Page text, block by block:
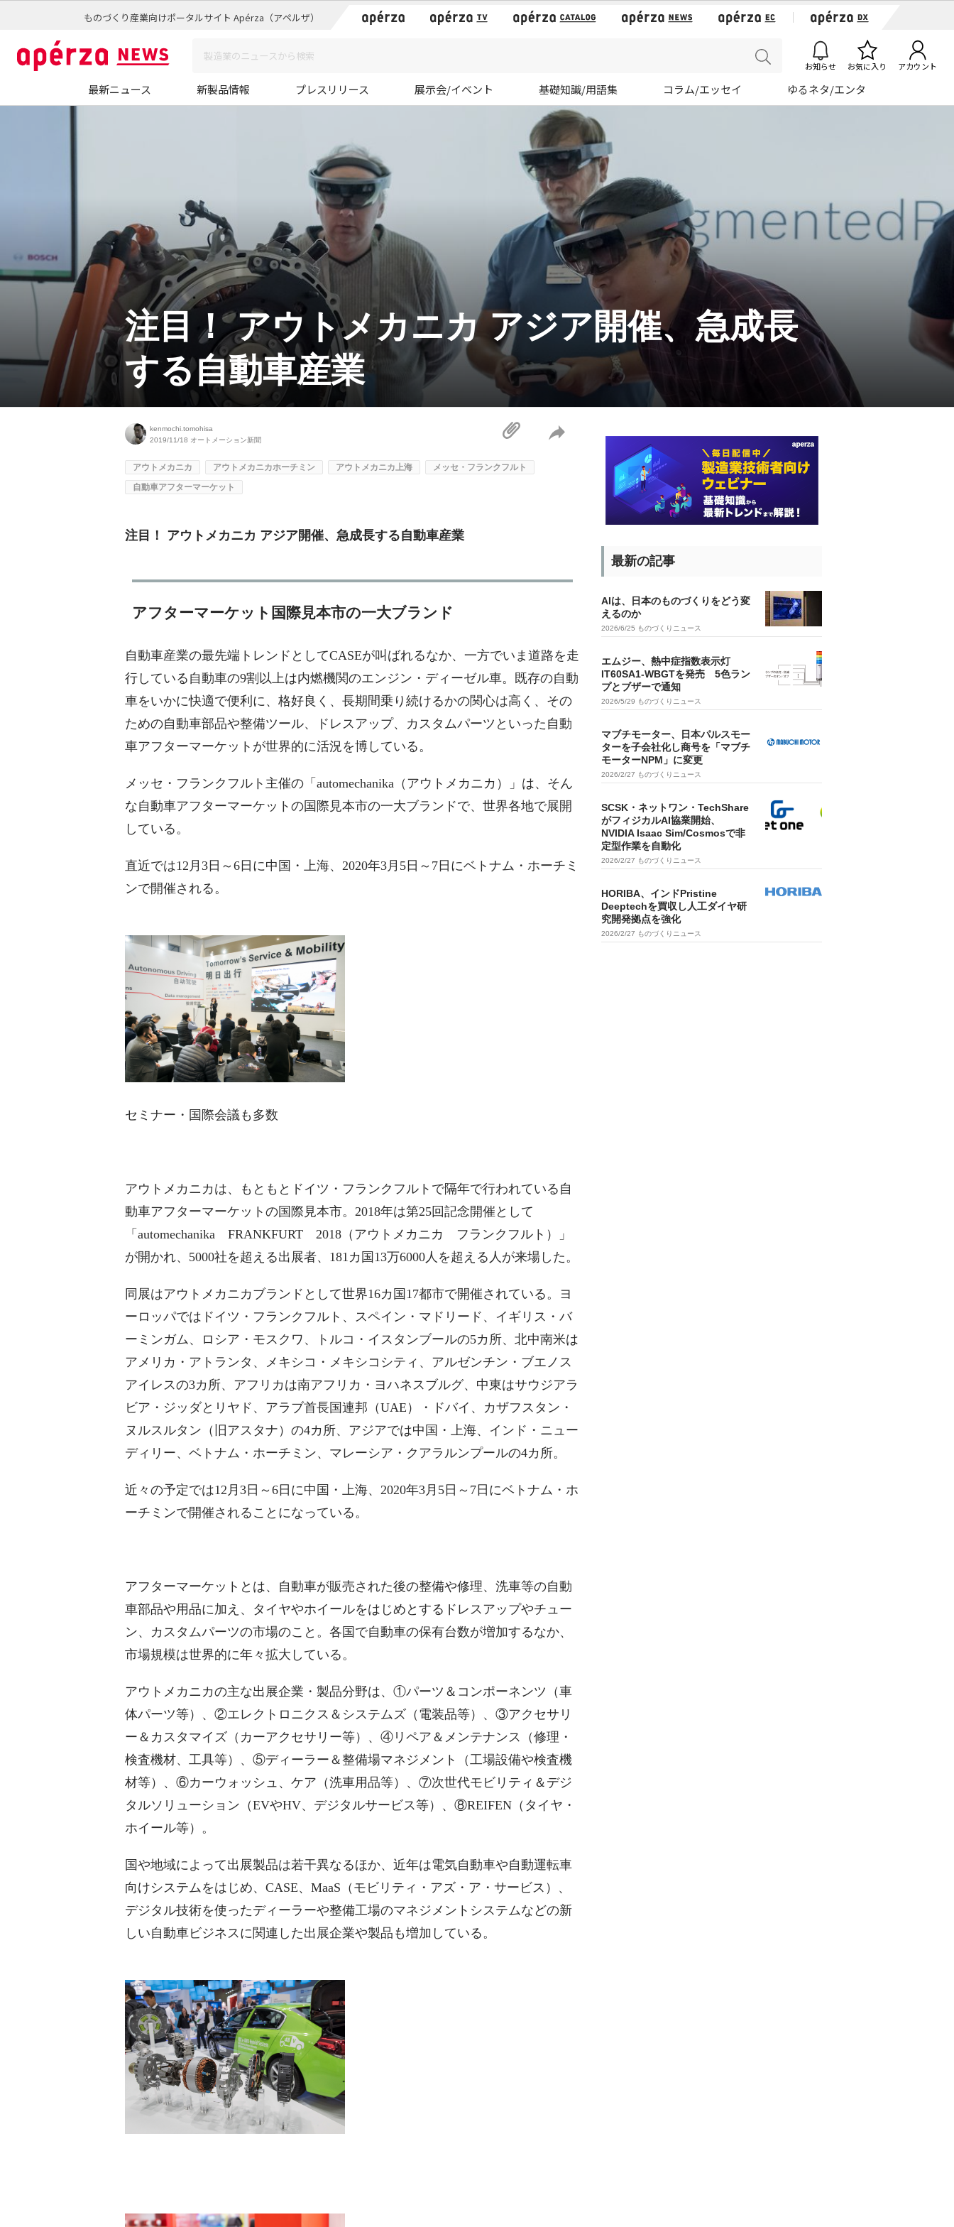
ものづくり産業向けポータルサイト Apérza（アペルザ）
お知らせ お気に入り アカウント
最新ニュース 新製品情報 プレスリリース 展示会/イベント 基礎知識/用語集 コラム/エッセイ ゆるネタ/エンタ
注目！ アウトメカニカ アジア開催、急成長
する自動車産業
kenmochi.tomohisa
2019/11/18 オートメーション新聞
アウトメカニカ アウトメカニカホーチミン アウトメカニカ上海
メッセ・フランクフルト
自動車アフターマーケット
注目！ アウトメカニカ アジア開催、急成長する自動車産業
アフターマーケット国際見本市の一大ブランド
自動車産業の最先端トレンドとしてCASEが叫ばれるなか、一方でいま道路を走
行している自動車の9割以上は内燃機関のエンジン・ディーゼル車。既存の自動
車をいかに快適で便利に、格好良く、長期間乗り続けるかの関心は高く、その
ための自動車部品や整備ツール、ドレスアップ、カスタムパーツといった自動
車アフターマーケットが世界的に活況を博している。
メッセ・フランクフルト主催の「automechanika（アウトメカニカ）」は、そん
な自動車アフターマーケットの国際見本市の一大ブランドで、世界各地で展開
している。
直近では12月3日～6日に中国・上海、2020年3月5日～7日にベトナム・ホーチミ
ンで開催される。
セミナー・国際会議も多数
アウトメカニカは、もともとドイツ・フランクフルトで隔年で行われている自
動車アフターマーケットの国際見本市。2018年は第25回記念開催として
「automechanika FRANKFURT 2018（アウトメカニカ フランクフルト）」
が開かれ、5000社を超える出展者、181カ国13万6000人を超える人が来場した。
同展はアウトメカニカブランドとして世界16カ国17都市で開催されている。ヨ
ーロッパではドイツ・フランクフルト、スペイン・マドリード、イギリス・バ
ーミンガム、ロシア・モスクワ、トルコ・イスタンブールの5カ所、北中南米は
アメリカ・アトランタ、メキシコ・メキシコシティ、アルゼンチン・ブエノス
アイレスの3カ所、アフリカは南アフリカ・ヨハネスブルグ、中東はサウジアラ
ビア・ジッダとリヤド、アラブ首長国連邦（UAE）・ドバイ、カザフスタン・
ヌルスルタン（旧アスタナ）の4カ所、アジアでは中国・上海、インド・ニュー
ディリー、ベトナム・ホーチミン、マレーシア・クアラルンプールの4カ所。
近々の予定では12月3日～6日に中国・上海、2020年3月5日～7日にベトナム・ホ
ーチミンで開催されることになっている。
アフターマーケットとは、自動車が販売された後の整備や修理、洗車等の自動
車部品や用品に加え、タイヤやホイールをはじめとするドレスアップやチュー
ン、カスタムパーツの市場のこと。各国で自動車の保有台数が増加するなか、
市場規模は世界的に年々拡大している。
アウトメカニカの主な出展企業・製品分野は、①パーツ＆コンポーネンツ（車
体パーツ等）、②エレクトロニクス＆システムズ（電装品等）、③アクセサリ
ー＆カスタマイズ（カーアクセサリー等）、④リペア＆メンテナンス（修理・
検査機材、工具等）、⑤ディーラー＆整備場マネジメント（工場設備や検査機
材等）、⑥カーウォッシュ、ケア（洗車用品等）、⑦次世代モビリティ＆デジ
タルソリューション（EVやHV、デジタルサービス等）、⑧REIFEN（タイヤ・
ホイール等）。
国や地域によって出展製品は若干異なるほか、近年は電気自動車や自動運転車
向けシステムをはじめ、CASE、MaaS（モビリティ・アズ・ア・サービス）、
デジタル技術を使ったディーラーや整備工場のマネジメントシステムなどの新
しい自動車ビジネスに関連した出展企業や製品も増加している。
最新の記事
AIは、日本のものづくりをどう変
えるのか
2026/6/25 ものづくりニュース
エムジー、熱中症指数表示灯
IT60SA1-WBGTを発売 5色ラン
プとブザーで通知
2026/5/29 ものづくりニュース
マブチモーター、日本パルスモー
ターを子会社化し商号を「マブチ
モーターNPM」に変更
2026/2/27 ものづくりニュース
SCSK・ネットワン・TechShare
がフィジカルAI協業開始、
NVIDIA Isaac Sim/Cosmosで非
定型作業を自動化
2026/2/27 ものづくりニュース
HORIBA、インドPristine
Deeptechを買収し人工ダイヤ研
究開発拠点を強化
2026/2/27 ものづくりニュース